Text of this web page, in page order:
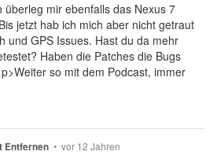
überleg mir ebenfalls das Nexus 7
jetzt hab ich mich aber nicht getraut
und GPS Issues. Hast du da mehr
Haben die Patches die Bugs
so mit dem Podcast, immer
Entfernen • vor 12 Jahren